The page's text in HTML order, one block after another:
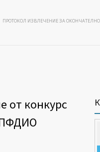
ПРОТОКОЛ ИЗВЛЕЧЕНИЕ ЗА
от конкурс